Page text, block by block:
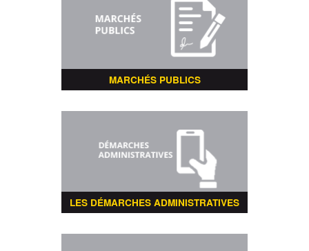
MARCHÉS PUBLICS
LES DÉMARCHES ADMINISTRATIVES